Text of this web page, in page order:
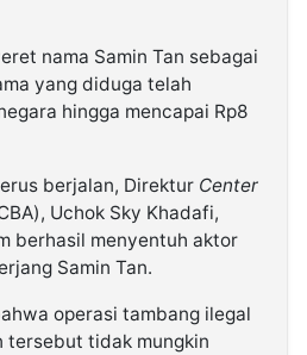
nama Samin Tan sebagai
yang diduga telah
hingga mencapai Rp8
berjalan, Direktur Center
Uchok Sky Khadafi,
berhasil menyentuh aktor
Samin Tan.
operasi tambang ilegal
tersebut tidak mungkin